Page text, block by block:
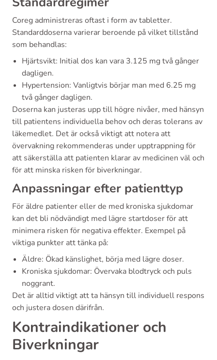
Coreg administreras oftast i form av tabletter.
Standarddoserna varierar beroende på vilket tillstånd
som behandlas:
Hjärtsvikt: Initial dos kan vara 3.125 mg två gånger
dagligen.
Hypertension: Vanligtvis börjar man med 6.25 mg
två gånger dagligen.
Doserna kan justeras upp till högre nivåer, med hänsyn
till patientens individuella behov och deras tolerans av
läkemedlet. Det är också viktigt att notera att
övervakning rekommenderas under upptrappning för
att säkerställa att patienten klarar av medicinen väl och
för att minska risken för biverkningar.
Anpassningar efter patienttyp
För äldre patienter eller de med kroniska sjukdomar
kan det bli nödvändigt med lägre startdoser för att
minimera risken för negativa effekter. Exempel på
viktiga punkter att tänka på:
Äldre: Ökad känslighet, börja med lägre doser.
Kroniska sjukdomar: Övervaka blodtryck och puls
noggrant.
Det är alltid viktigt att ta hänsyn till individuell respons
och justera dosen därifrån.
Kontraindikationer och
Biverkningar